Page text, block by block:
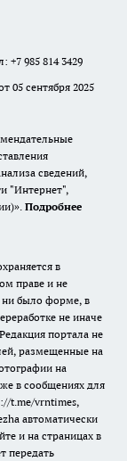
985 814 3429
05 сентября 2025
сведений,
"Интернет",
Подробнее
в
праве и не
ни было форме, в
не иначе
портала не
размещенные на
на
в сообщениях для
t.me/vrntimes,
автоматически
и на страницах в
передать